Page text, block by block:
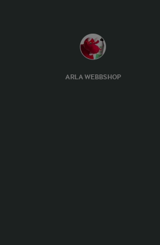
ARLA WEBBSHOP